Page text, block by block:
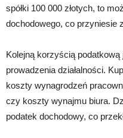
spółki 100 000 złotych, to
dochodowego, co przyniesie
Kolejną korzyścią
prowadzenia działalności.
koszty wynagrodzeń
czy koszty wynajmu biura.
podatek dochodowy, co